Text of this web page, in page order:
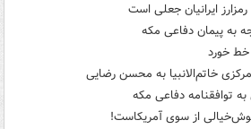
ایرانیان جعلی است
به پیمان دفاعی مکه
خط خورد
مرکزی خاتم‌الانبیا به محسن رضایی
توافقنامه دفاعی مکه
از سوی آمریکاست!